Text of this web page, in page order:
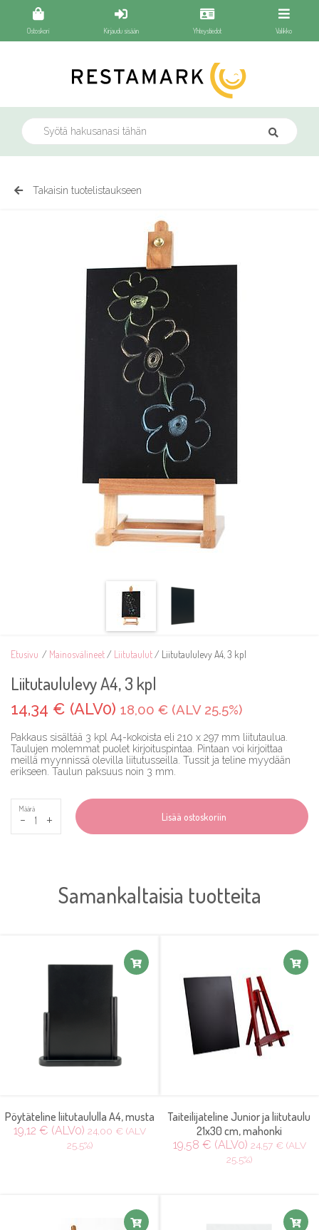
Takaisin tuotelistaukseen
Etusivu / Mainosvälineet / Liitutaulut / Liitutaululevy A4, 3 kpl
Liitutaululevy A4, 3 kpl
14,34 € (ALV0) 18,00 € (ALV 25.5%)
Pakkaus sisältää 3 kpl A4-kokoista eli 210 x 297 mm liitutaulua.
Taulujen molemmat puolet kirjoituspintaa. Pintaan voi kirjoittaa
meillä myynnissä olevilla liitutusseilla. Tussit ja teline myydään
erikseen. Taulun paksuus noin 3 mm.
Määrä
- + Lisää ostoskoriin
Samankaltaisia tuotteita
Pöytäteline liitutaululla A4, musta
19,12 € (ALV0) 24,00 € (ALV
25.5%)
Taiteilijateline Junior ja liitutaulu
21x30 cm, mahonki
19,58 € (ALV0) 24,57 € (ALV
25.5%)
Ostoskori Kirjaudu sisään Yhteystiedot Valikko